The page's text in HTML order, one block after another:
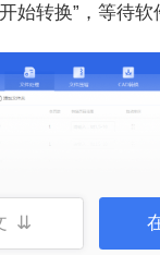
始转换”，等待
⇊